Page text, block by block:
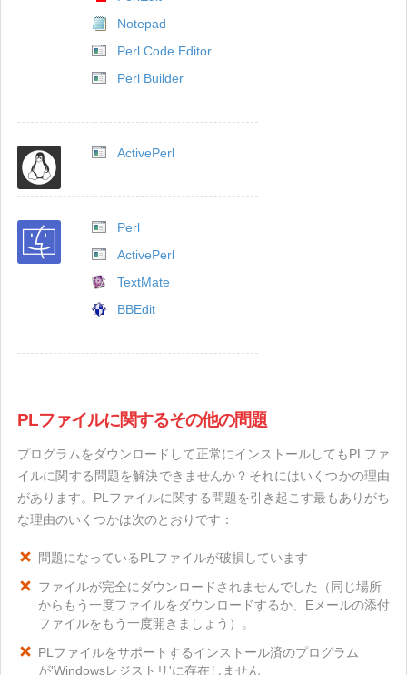
Notepad
Perl Code Editor
Perl Builder
ActivePerl
Perl
ActivePerl
TextMate
BBEdit
PLファイルに関するその他の問題
プログラムをダウンロードして正常にインストールしてもPLファ
イルに関する問題を解決できませんか？それにはいくつかの理由
があります。PLファイルに関する問題を引き起こす最もありがち
な理由のいくつかは次のとおりです：
問題になっているPLファイルが破損しています
ファイルが完全にダウンロードされませんでした（同じ場所
からもう一度ファイルをダウンロードするか、Eメールの添付
ファイルをもう一度開きましょう）。
PLファイルをサポートするインストール済のプログラム
が'Windowsレジストリ'に存在しません